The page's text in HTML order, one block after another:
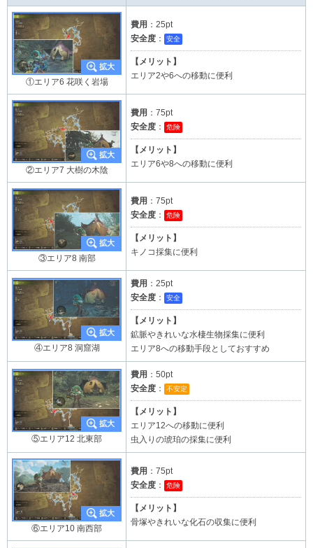
①エリア6 花咲く岩場
費用 ：25pt
安全度 ： 安全
【メリット】
エリア2や6への移動に便利
②エリア7 大樹の木陰
費用 ：75pt
安全度 ： 危険
【メリット】
エリア6や8への移動に便利
③エリア8 南部
費用 ：75pt
安全度 ： 危険
【メリット】
キノコ採集に便利
④エリア8 洞窟湖
費用 ：25pt
安全度 ： 安全
【メリット】
鉱脈やきれいな水棲生物採集に便利
エリア8への移動手段としておすすめ
⑤エリア12 北東部
費用 ：50pt
安全度 ： 不安定
【メリット】
エリア12への移動に便利
虫入りの琥珀の採集に便利
⑥エリア10 南西部
費用 ：75pt
安全度 ： 危険
【メリット】
骨塚やきれいな化石の収集に便利